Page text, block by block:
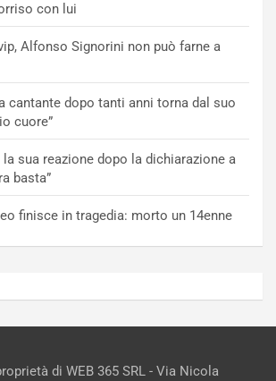
con lui
Alfonso Signorini non può farne a
cantante dopo tanti anni torna dal suo
cuore”
la sua reazione dopo la dichiarazione a
basta”
finisce in tragedia: morto un 14enne
di WEB 365 SRL - Via Nicola